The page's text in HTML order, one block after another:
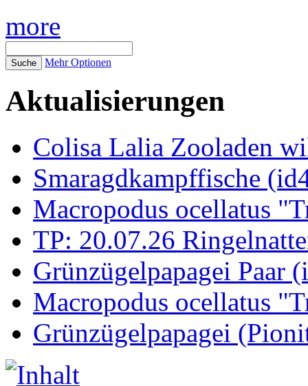
more
Mehr Optionen
Aktualisierungen
Colisa Lalia Zooladen
Smaragdkampffische
Macropodus ocellatus
TP: 20.07.26
Grünzügelpapagei Paar
Macropodus ocellatus
Grünzügelpapagei